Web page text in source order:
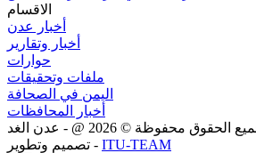
الاقسام
أخبار عدن
أخبار وتقارير
حوارات
ملفات وتحقيقات
اليمن في الصحافة
أخبار المحافظات
الحقوق محفوظة © 2026 @ - عدن الغد
تصميم وتطوير - ITU-TEAM